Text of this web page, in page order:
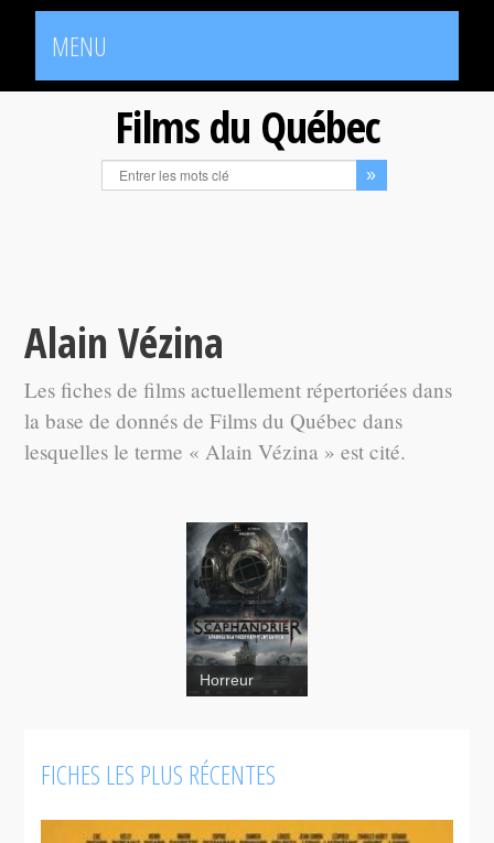
MENU
Films du Québec
Alain Vézina
Les fiches de films actuellement répertoriées dans
la base de donnés de Films du Québec dans
lesquelles le terme « Alain Vézina » est cité.
Le
scaphandrier
Horreur
FICHES LES PLUS RÉCENTES